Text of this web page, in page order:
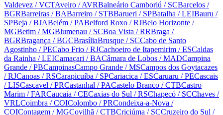
Valdevez / VCTAveiro / AVRBalneário Camboriú / SCBarcelos /
BGRBarreiras / BABarreiro / STBBarueri / SPBatalha / LEIBauru /
SPBeja / BJABelém / PABelford Roxo / RJBelo Horizonte /
MGBetim / MGBlumenau / SCBoa Vista / RRBraga /
BGRBragança / BGCBrasíliaBrusque / SCCabo de Santo
Agostinho / PECabo Frio / RJCachoeiro de Itapemirim / ESCaldas
da Rainha / LEICamaçari / BACâmara de Lobos / MADCampina
Grande / PBCampinasCampo Grande / MSCampos dos Goytacazes
/ RJCanoas / RSCarapicuíba / SPCariacica / ESCaruaru / PECascais
/ LISCascavel / PRCastanhal / PACastelo Branco / CTBCastro
Marim / FARCaucaia / CECaxias do Sul / RSChapecó / SCChaves /
VRLCoimbra / COIColombo / PRCondeixa-a-Nova /
COIContagem / MGCovilhã / CTBCriciúma / SCCruzeiro do Sul /